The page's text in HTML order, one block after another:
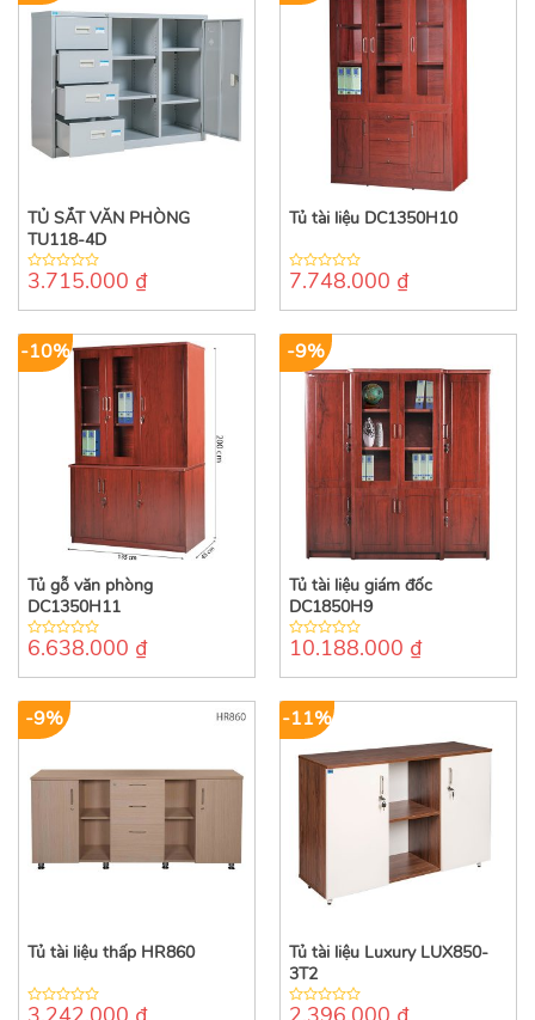
TỦ SẮT VĂN PHÒNG
TU118-4D
0
of
3.715.000 ₫
Tủ tài liệu DC1350H10
0
of
7.748.000 ₫
-10%
Tủ gỗ văn phòng
DC1350H11
0
of
6.638.000 ₫
-9%
Tủ tài liệu giám đốc
DC1850H9
0
of
10.188.000 ₫
-9%
Tủ tài liệu thấp HR860
0
-11%
Tủ tài liệu Luxury LUX850-
3T2
0